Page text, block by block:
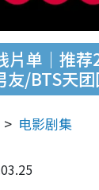
单｜推
友/BTS天
电影剧集